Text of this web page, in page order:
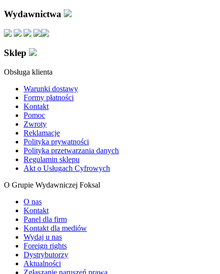
Wydawnictwa
Sklep
Obsługa klienta
Warunki dostawy
Formy płatności
Kontakt
Pomoc
Zwroty
Reklamacje
Polityka prywatności
Polityka przetwarzania danych
Regulamin sklepu
Akt o Usługach Cyfrowych
O Grupie Wydawniczej Foksal
O nas
Kontakt
Panel dla firm
Kontakt dla mediów
Wydaj u nas
Foreign rights
Dystrybutorzy
Aktualności
Zgłaszanie naruszeń prawa